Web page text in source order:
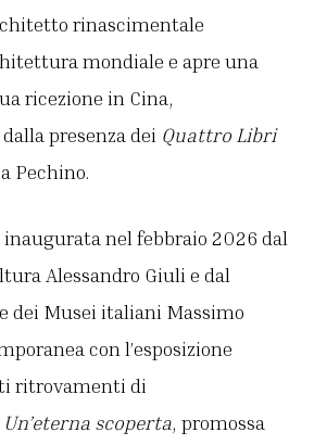
rinascimentale
mondiale e apre una
ricezione in Cina,
presenza dei Quattro Libri
a Pechino.
nel febbraio 2026 dal
Alessandro Giuli e dal
dei Musei italiani Massimo
con l’esposizione
ritrovamenti di
scoperta, promossa